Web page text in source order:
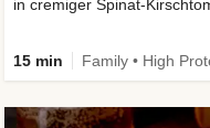
in cremiger Spinat-
15 min